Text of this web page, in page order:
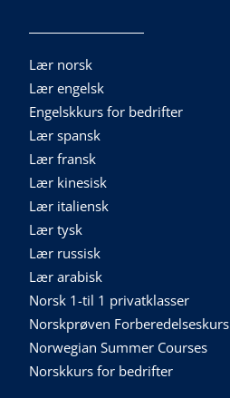
Lær norsk
Lær engelsk
Engelskkurs for bedrifter
Lær spansk
Lær fransk
Lær kinesisk
Lær italiensk
Lær tysk
Lær russisk
Lær arabisk
Norsk 1-til 1 privatklasser
Norskprøven Forberedelseskurs
Norwegian Summer Courses
Norskkurs for bedrifter